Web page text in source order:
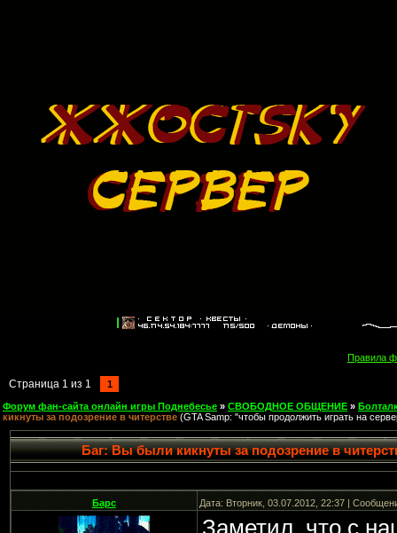
Правила
Страница 1 из 1 1
Форум фан-сайта онлайн игры Поднебесье » СВОБОДНОЕ ОБЩЕНИЕ »
кикнуты за подозрение в читерстве (GTA Samp: "чтобы продолжить играть на
Баг: Вы были кикнуты за подозрение в
Барс Дата: Вторник, 03.07.2012, 22:37 |
Заметил, что с